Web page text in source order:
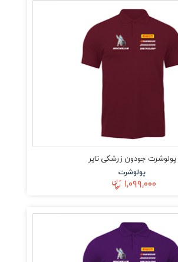
پولوشرت جودون زرشکی تایر
پولوشرت
۱,۰۹۹,۰۰۰